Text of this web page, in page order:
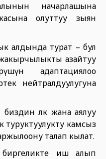
начарлашына
олуттуу зыян
алдында турат – бул
жакырчылыкты азайтуу
адаптациялоо
нейтралдуулугуна
өлкө жана аялуу
камсыз
талап кылат.
биргеликте иш алып